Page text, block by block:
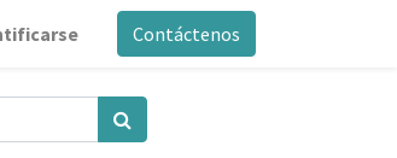
Contáctenos